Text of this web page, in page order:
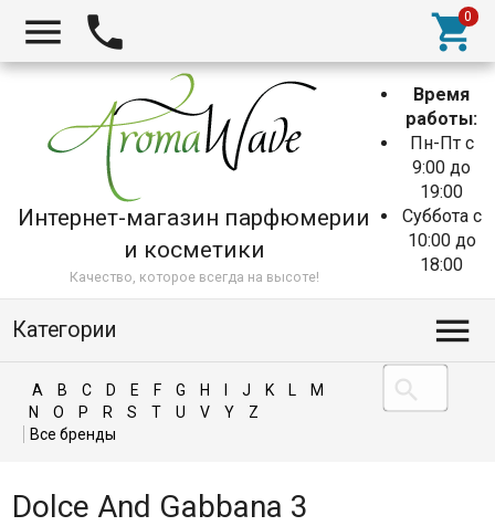
Интернет-магазин парфюмерии
и косметики
Качество, которое всегда на высоте!
Время
работы:
Пн-Пт с
9:00 до
19:00
Суббота с
10:00 до
18:00
Категории
A B C D E F G H J K L
M
N
O P R S T U V Y Z
Dolce And Gabbana 3